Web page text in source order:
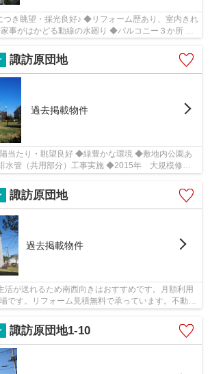
き眺望・採光良好♪ ◆リフォーム歴あり、室内きれ
事がはかどる動線の水廻り ◆バルコニー３か所 ◆
諏訪原団地
過去掲載物件
当たり・眺望良好 ◆緑豊かな環境 ◆敷地内公園あ
管（共用部分）工事実施 ◆2015年 大規模修繕
諏訪原団地
過去掲載物件
活が送れるため南西向きはおすすめです。月額利用
です。リフォーム見積無料で承っています。不動産
諏訪原団地1-10